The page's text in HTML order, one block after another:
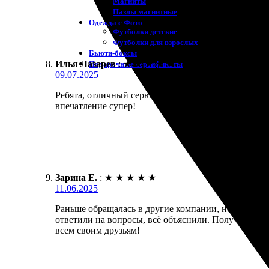
Пазлы магнитные
Одежда с Фото
Футболки детские
Футболки для взрослых
Бьюти-боксы
Подарочные сертификаты
Илья Лазарев : ★ ★ ★ ★ ★
09.07.2025
Ребята, отличный сервис. Заказал портрет на
впечатление супер!
Зарина Е. : ★ ★ ★ ★ ★
11.06.2025
Раньше обращалась в другие компании, но нашла
ответили на вопросы, всё объяснили. Получила
всем своим друзьям!